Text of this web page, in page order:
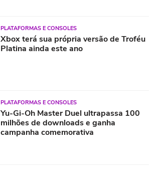
PLATAFORMAS E CONSOLES
Xbox terá sua própria versão de Troféu
Platina ainda este ano
PLATAFORMAS E CONSOLES
Yu-Gi-Oh Master Duel ultrapassa 100
milhões de downloads e ganha
campanha comemorativa